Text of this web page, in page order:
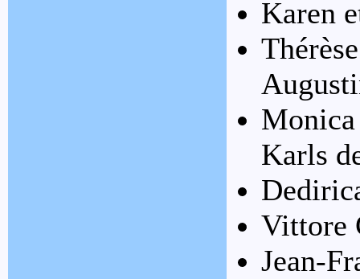
Karen
Karls
Vittore
Jean-